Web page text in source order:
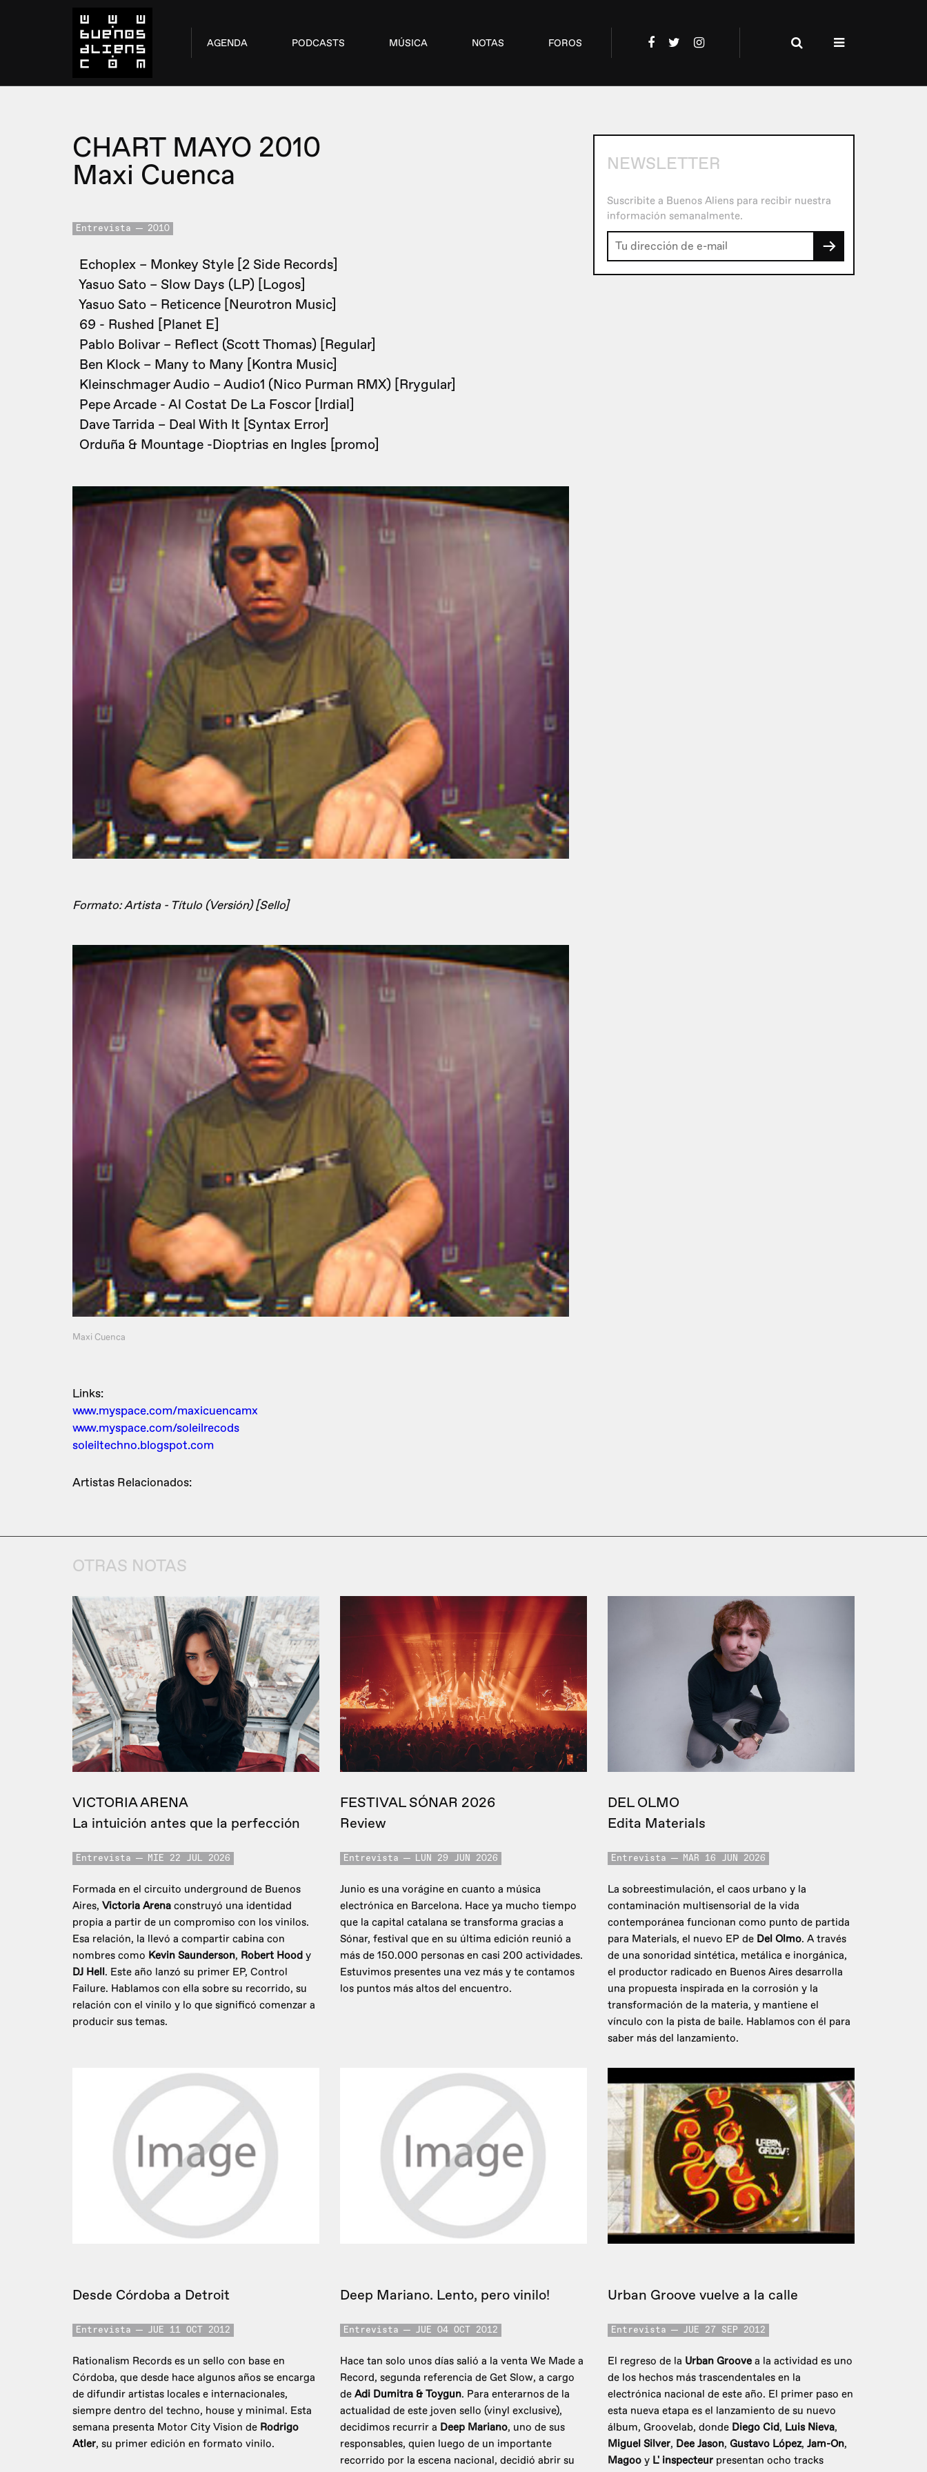
AGENDA PODCASTS MÚSICA NOTAS FOROS
CHART MAYO 2010
Maxi Cuenca
Entrevista 2010
Echoplex – Monkey Style [2 Side Records]
Yasuo Sato – Slow Days (LP) [Logos]
Yasuo Sato – Reticence [Neurotron Music]
69 - Rushed [Planet E]
Pablo Bolivar – Reflect (Scott Thomas) [Regular]
Ben Klock – Many to Many [Kontra Music]
Kleinschmager Audio – Audio1 (Nico Purman RMX) [Rrygular]
Pepe Arcade - Al Costat De La Foscor [Irdial]
Dave Tarrida – Deal With It [Syntax Error]
Orduña & Mountage -Dioptrias en Ingles [promo]
Formato: Artista - Título (Versión) [Sello]
Maxi Cuenca
Links:
www.myspace.com/maxicuencamx
www.myspace.com/soleilrecods
soleiltechno.blogspot.com
Artistas Relacionados:
NEWSLETTER
Suscribite a Buenos Aliens para recibir nuestra
información semanalmente.
→
OTRAS NOTAS
VICTORIA ARENA
La intuición antes que la perfección
Entrevista MIE 22 JUL 2026
Formada en el circuito underground de Buenos
Aires, Victoria Arena construyó una identidad
propia a partir de un compromiso con los vinilos.
Esa relación, la llevó a compartir cabina con
nombres como Kevin Saunderson, Robert Hood y
DJ Hell. Este año lanzó su primer EP, Control
Failure. Hablamos con ella sobre su recorrido, su
relación con el vinilo y lo que significó comenzar a
producir sus temas.
FESTIVAL SÓNAR 2026
Review
Entrevista LUN 29 JUN 2026
Junio es una vorágine en cuanto a música
electrónica en Barcelona. Hace ya mucho tiempo
que la capital catalana se transforma gracias a
Sónar, festival que en su última edición reunió a
más de 150.000 personas en casi 200 actividades.
Estuvimos presentes una vez más y te contamos
los puntos más altos del encuentro.
DEL OLMO
Edita Materials
Entrevista MAR 16 JUN 2026
La sobreestimulación, el caos urbano y la
contaminación multisensorial de la vida
contemporánea funcionan como punto de partida
para Materials, el nuevo EP de Del Olmo. A través
de una sonoridad sintética, metálica e inorgánica,
el productor radicado en Buenos Aires desarrolla
una propuesta inspirada en la corrosión y la
transformación de la materia, y mantiene el
vínculo con la pista de baile. Hablamos con él para
saber más del lanzamiento.
Desde Córdoba a Detroit
Entrevista JUE 11 OCT 2012
Rationalism Records es un sello con base en
Córdoba, que desde hace algunos años se encarga
de difundir artistas locales e internacionales,
siempre dentro del techno, house y minimal. Esta
semana presenta Motor City Vision de Rodrigo
Atler, su primer edición en formato vinilo.
Deep Mariano. Lento, pero vinilo!
Entrevista JUE 04 OCT 2012
Hace tan solo unos días salió a la venta We Made a
Record, segunda referencia de Get Slow, a cargo
de Adi Dumitra & Toygun. Para enterarnos de la
actualidad de este joven sello (vinyl exclusive),
decidimos recurrir a Deep Mariano, uno de sus
responsables, quien luego de un importante
recorrido por la escena nacional, decidió abrir su
Urban Groove vuelve a la calle
Entrevista JUE 27 SEP 2012
El regreso de la Urban Groove a la actividad es uno
de los hechos más trascendentales en la
electrónica nacional de este año. El primer paso en
esta nueva etapa es el lanzamiento de su nuevo
álbum, Groovelab, donde Diego Cid, Luis Nieva,
Miguel Silver, Dee Jason, Gustavo López, Jam-On,
Magoo y L' inspecteur presentan ocho tracks